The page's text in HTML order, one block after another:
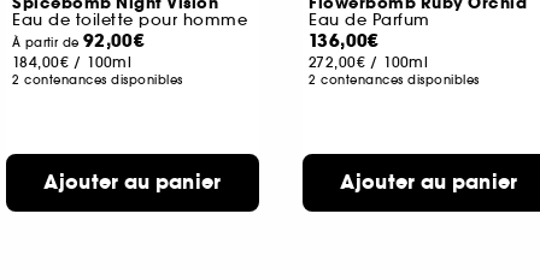
Eau de toilette pour homme
À partir de 92,00€
184,00€ / 100ml
2 contenances disponibles
Ajouter au panier
Eau de Parfum
136,00€
272,00€ / 100ml
2 contenances disponibles
Ajouter au panier